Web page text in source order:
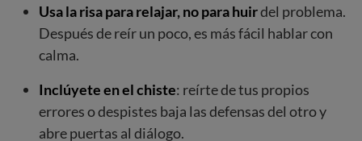
Usa la risa para relajar, no para huirdel problema.
Después de reír un poco, es más fácil hablar con
calma.
Inclúyete en el chiste: reírte de tus propios
errores o despistes baja las defensas del otro y
abre puertas al diálogo.